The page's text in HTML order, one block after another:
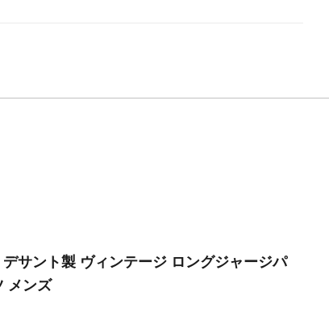
サント製 ヴィンテージ ロングジャージパ
メンズ